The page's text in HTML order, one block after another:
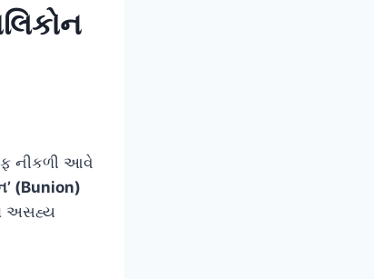
નીકળી આવે
(Bunion)
અસહ્ય